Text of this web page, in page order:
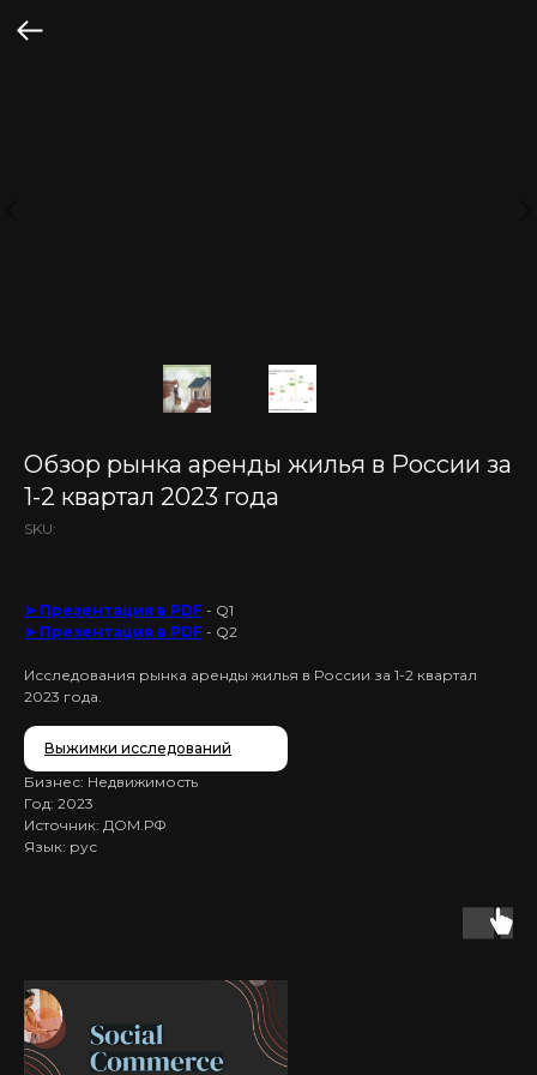
Обзор рынка аренды жилья в России за
1-2 квартал 2023 года
SKU:
➤ Презентация в PDF - Q1
➤ Презентация в PDF - Q2
Исследования рынка аренды жилья в России за 1-2 квартал
2023 года.
Выжимки исследований
Бизнес: Недвижимость
Год: 2023
Источник: ДОМ.РФ
Язык: рус